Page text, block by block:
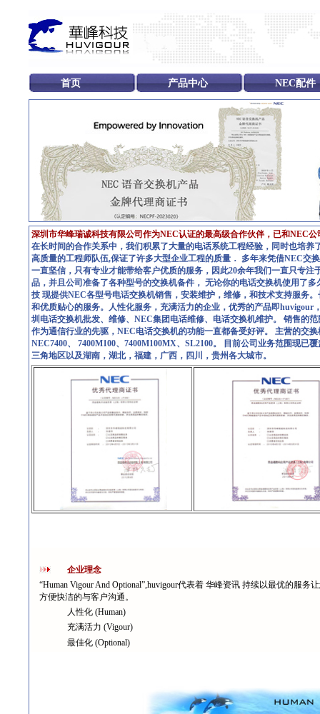
首页 产品中心 NEC配件
深圳市华峰瑞诚科技有限公司作为NEC认证的最高级合作伙伴，已和NEC
在长时间的合作关系中，我们积累了大量的电话系统工程经验，同时也培养
高质量的工程师队伍,保证了许多大型企业工程的质量． 多年来凭借NEC交
一直坚信，只有专业才能带给客户优质的服务，因此20余年我们一直只专
品，并且公司准备了各种型号的交换机备件， 无论你的电话交换机使用了
技 现提供NEC各型号电话交换机销售，安装维护，维修，和技术支持服务
和优质贴心的服务。人性化服务，充满活力的企业，优秀的产品即
圳电话交换机批发、维修、NEC集团电话维修、电话交换机维护。 销售的
作为通信行业的先驱，NEC电话交换机的功能一直都备受好评。 主营的交
NEC7400、 7400M100、7400M100MX、SL2100。 目前公司业务范围现
三角地区以及湖南，湖北，福建，广西，四川，贵州各大城市。
企业理念
“Human Vigour And Optional”,huvigour代表着 华峰资讯 持续以最优的服务
方便快洁的与客户沟通。
人性化 (Human)
充满活力 (Vigour)
最佳化 (Optional)